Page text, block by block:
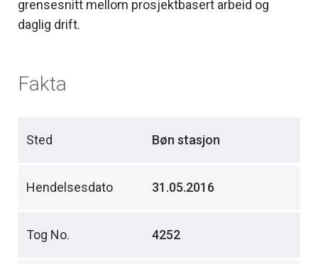
grensesnitt mellom prosjektbasert arbeid og
daglig drift.
Fakta
Sted Bøn stasjon
Hendelsesdato 31.05.2016
Tog No. 4252